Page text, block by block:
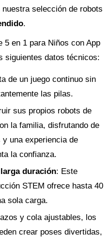
selección de robots
.
5 en 1 para Niños con App
siguientes datos técnicos:
de un juego continuo sin
las pilas.
sus propios robots de
la familia, disfrutando de
una experiencia de
la confianza.
duración: Este
STEM ofrece hasta 40
sola carga.
y cola ajustables, los
crear poses divertidas,